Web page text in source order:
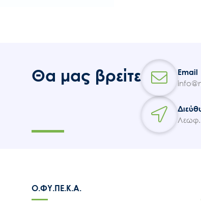
Θα μας βρείτε
Email
Λεωφ.
Ο.ΦΥ.ΠΕ.Κ.Α.